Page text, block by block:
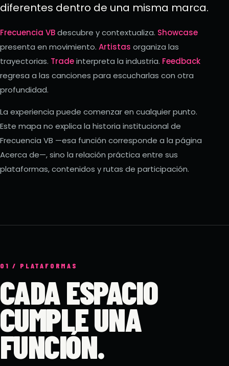
diferentes dentro de una misma marca.
Frecuencia VBdescubre y contextualiza. Showcase
presenta en movimiento. Artistas organiza las
trayectorias. Tradeinterpreta la industria. Feedback
regresa a las canciones para escucharlas con otra
profundidad.
La experiencia puede comenzar en cualquier punto.
Este mapa no explica la historia institucional de
Frecuencia VB —esa función corresponde a la página
Acerca de—, sino la relación práctica entre sus
plataformas, contenidos y rutas de participación.
01 / PLATAFORMAS
CADA ESPACIO
CUMPLE UNA
FUNCIÓN.